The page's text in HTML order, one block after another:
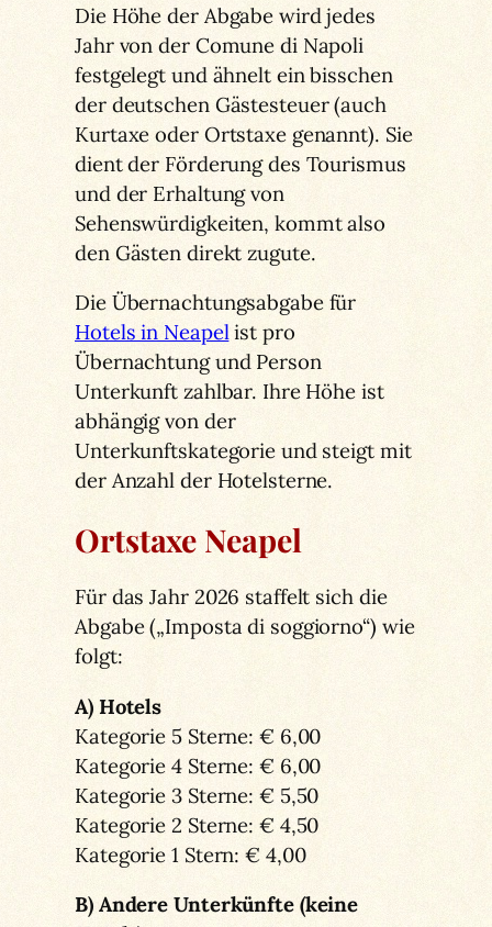
Die Höhe der Abgabe wird jedes
Jahr von der Comune di Napoli
festgelegt und ähnelt ein bisschen
der deutschen Gästesteuer (auch
Kurtaxe oder Ortstaxe genannt). Sie
dient der Förderung des Tourismus
und der Erhaltung von
Sehenswürdigkeiten, kommt also
den Gästen direkt zugute.
Die Übernachtungsabgabe für
Hotels in Neapelist pro
Übernachtung und Person
Unterkunft zahlbar. Ihre Höhe ist
abhängig von der
Unterkunftskategorie und steigt mit
der Anzahl der Hotelsterne.
Ortstaxe Neapel
Für das Jahr 2026 staffelt sich die
Abgabe („Imposta di soggiorno“) wie
folgt:
A) Hotels
Kategorie 5 Sterne: € 6,00
Kategorie 4 Sterne: € 6,00
Kategorie 3 Sterne: € 5,50
Kategorie 2 Sterne: € 4,50
Kategorie 1 Stern: € 4,00
B) Andere Unterkünfte (keine